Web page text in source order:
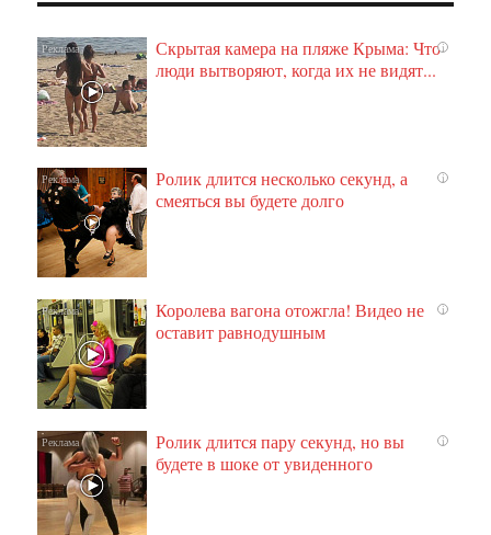
i
Скрытая камера на пляже Крыма: Что
люди вытворяют, когда их не видят...
i
Ролик длится несколько секунд, а
смеяться вы будете долго
i
Королева вагона отожгла! Видео не
оставит равнодушным
i
Ролик длится пару секунд, но вы
будете в шоке от увиденного